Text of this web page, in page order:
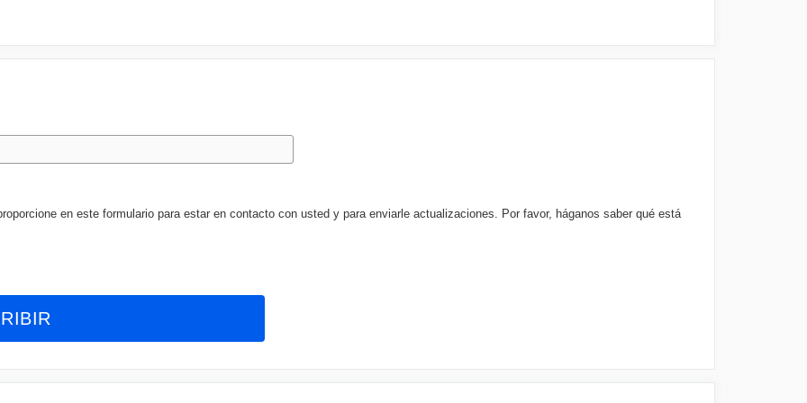
en este formulario para estar en contacto con usted y para enviarle actualizaciones. Por favor, háganos saber qué está